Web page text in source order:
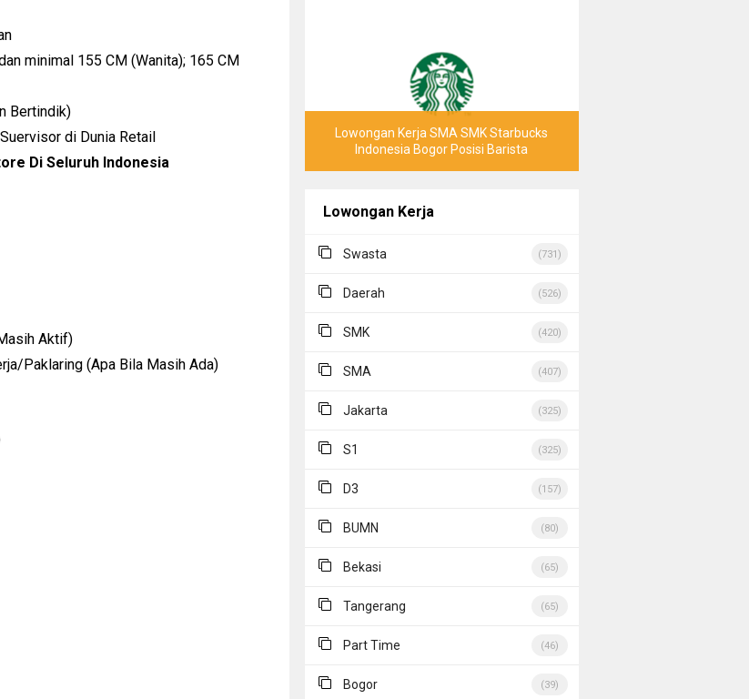
minimal 155 CM (Wanita); 165 CM
Bertindik)
di Dunia Retail
Di Seluruh Indonesia
Aktif)
Paklaring (Apa Bila Masih Ada)
Lowongan Kerja SMA SMK Starbucks
Indonesia Bogor Posisi Barista
Lowongan Kerja
Swasta (731)
Daerah (526)
SMK (420)
SMA (407)
Jakarta (325)
S1 (325)
D3 (157)
BUMN (80)
Bekasi (65)
Tangerang (65)
Part Time (46)
Bogor (39)